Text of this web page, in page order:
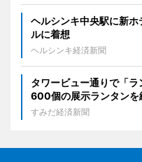
ヘルシンキ中央駅に新
ルに着想
ヘルシンキ経済新聞
タワービュー通りで「
600個の展示ランタンを
すみだ経済新聞